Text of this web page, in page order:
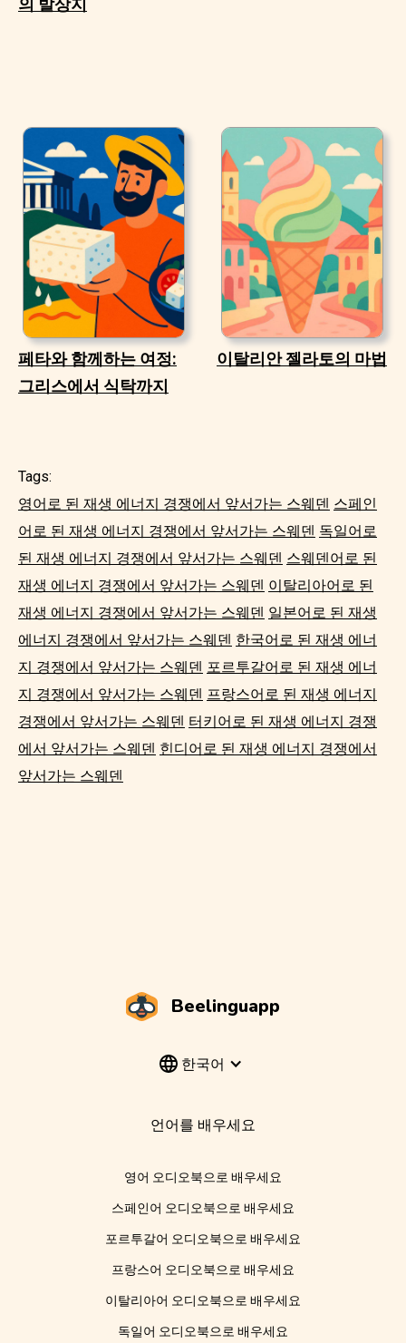
의 발상지
페타와 함께하는 여정:
그리스에서 식탁까지
이탈리안 젤라토의 마법
Tags:
영어로 된 재생 에너지 경쟁에서 앞서가는 스웨덴 스페인
어로 된 재생 에너지 경쟁에서 앞서가는 스웨덴 독일어로
된 재생 에너지 경쟁에서 앞서가는 스웨덴 스웨덴어로 된
재생 에너지 경쟁에서 앞서가는 스웨덴 이탈리아어로 된
재생 에너지 경쟁에서 앞서가는 스웨덴 일본어로 된 재생
에너지 경쟁에서 앞서가는 스웨덴 한국어로 된 재생 에너
지 경쟁에서 앞서가는 스웨덴 포르투갈어로 된 재생 에너
지 경쟁에서 앞서가는 스웨덴 프랑스어로 된 재생 에너지
경쟁에서 앞서가는 스웨덴 터키어로 된 재생 에너지 경쟁
에서 앞서가는 스웨덴 힌디어로 된 재생 에너지 경쟁에서
앞서가는 스웨덴
Beelinguapp
한국어
언어를 배우세요
영어 오디오북으로 배우세요
스페인어 오디오북으로 배우세요
포르투갈어 오디오북으로 배우세요
프랑스어 오디오북으로 배우세요
이탈리아어 오디오북으로 배우세요
독일어 오디오북으로 배우세요